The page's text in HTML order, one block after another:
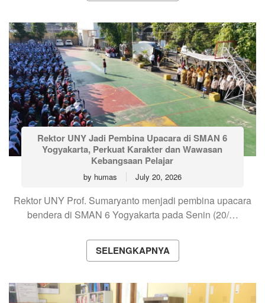
Rektor UNY Jadi Pembina Upacara di SMAN 6
Yogyakarta, Perkuat Karakter dan Wawasan
Kebangsaan Pelajar
by humas July 20, 2026
Rektor UNY Prof. Sumaryanto menjadi pembina upacara
bendera di SMAN 6 Yogyakarta pada Senin (20/…
SELENGKAPNYA